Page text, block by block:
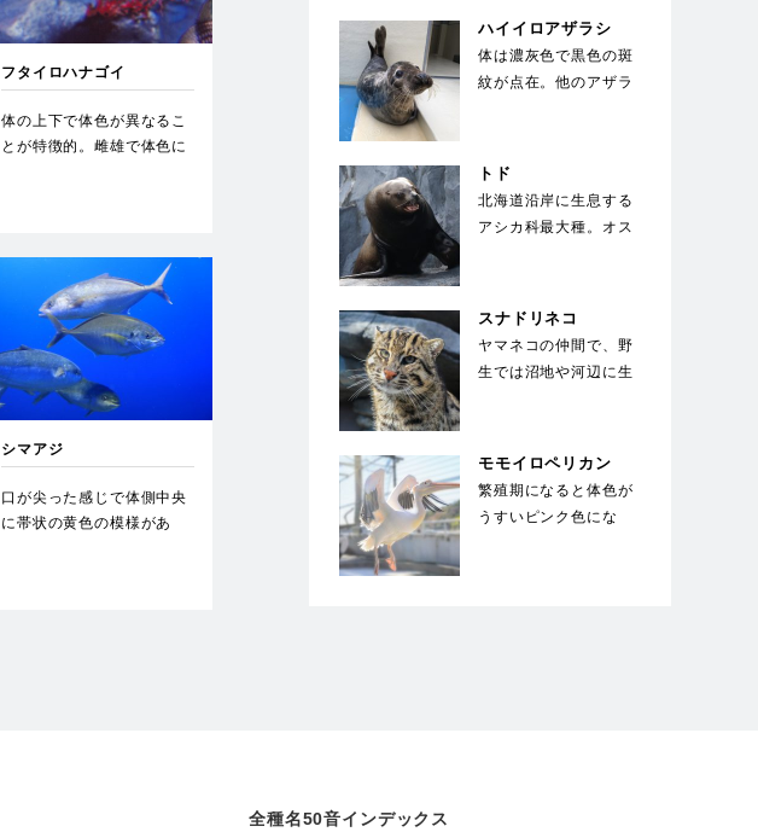
フタイロハナゴイ
体の上下で体色が異なるこ
とが特徴的。雌雄で体色に
シマアジ
口が尖った感じで体側中央
に帯状の黄色の模様があ
ハイイロアザラシ
体は濃灰色で黒色の斑
紋が点在。他のアザラ
トド
北海道沿岸に生息する
アシカ科最大種。オス
スナドリネコ
ヤマネコの仲間で、野
生では沼地や河辺に生
モモイロペリカン
繁殖期になると体色が
うすいピンク色にな
全種名50音インデックス